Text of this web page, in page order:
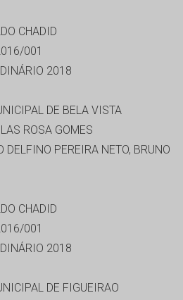
CHADID
001
2018
DE BELA VISTA
ROSA GOMES
DELFINO PEREIRA NETO, BRUNO
CHADID
001
2018
DE FIGUEIRAO